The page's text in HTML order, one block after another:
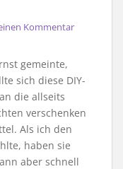
Kommentar
gemeinte,
sich diese DIY-
die allseits
verschenken
Als ich den
haben sie
aber schnell